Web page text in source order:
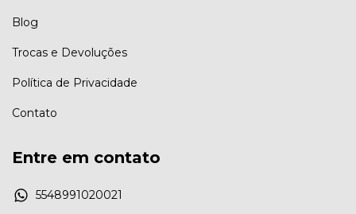
Blog
Trocas e Devoluções
Política de Privacidade
Contato
Entre em contato
5548991020021